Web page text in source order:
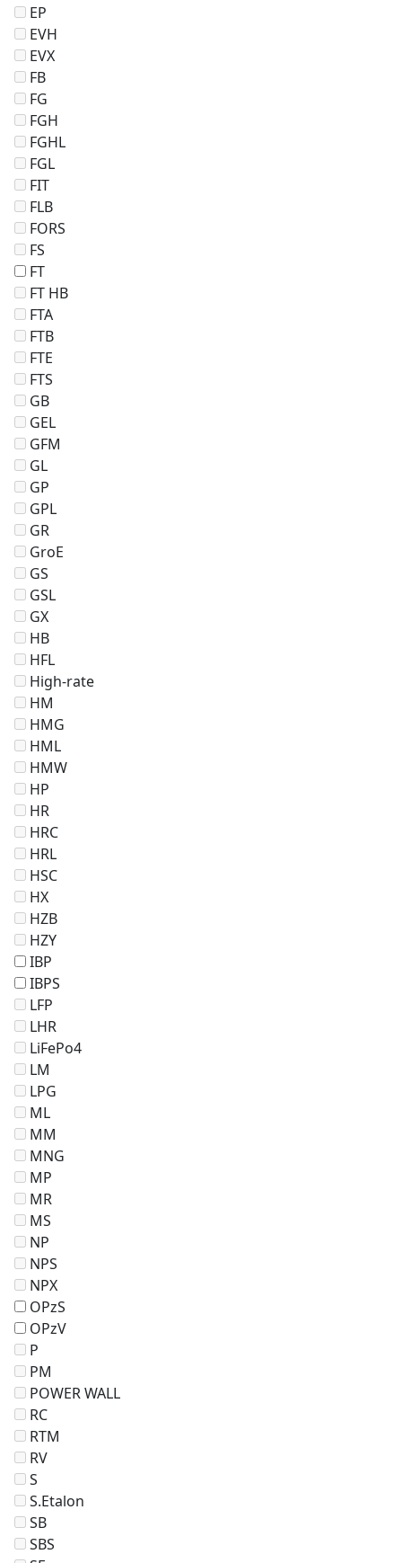
EP
EVH
EVX
FB
FG
FGH
FGHL
FGL
FIT
FLB
FORS
FS
FT
FT HB
FTA
FTB
FTE
FTS
GB
GEL
GFM
GL
GP
GPL
GR
GroE
GS
GSL
GX
HB
HFL
High-rate
HM
HMG
HML
HMW
HP
HR
HRC
HRL
HSC
HX
HZB
HZY
IBP
IBPS
LFP
LHR
LiFePo4
LM
LPG
ML
MM
MNG
MP
MR
MS
NP
NPS
NPX
OPzS
OPzV
P
PM
POWER WALL
RC
RTM
RV
S
S.Etalon
SB
SBS